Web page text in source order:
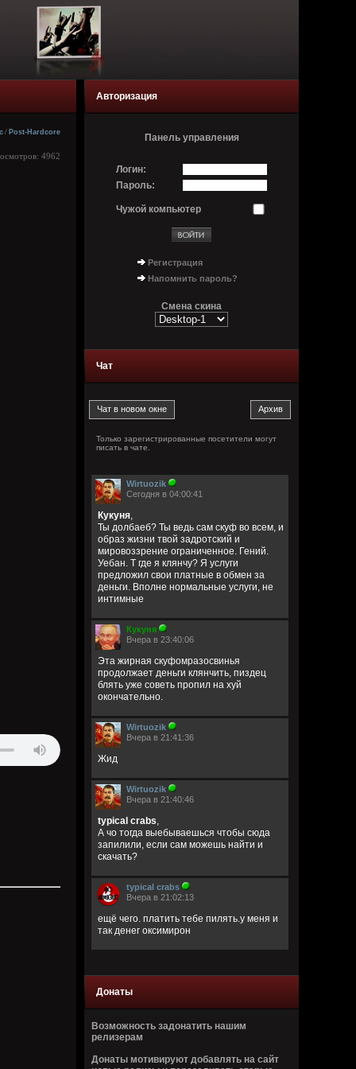
/ Post-Hardcore
4962
Авторизация
Панель управления
Логин:
Пароль:
Чужой компьютер
Регистрация
Напомнить пароль?
Смена скина
Чат
Только зарегистрированные посетители могут
писать в чате.
Wirtuozik
Сегодня в 04:00:41
Кукуня,
Ты долбаеб? Ты ведь сам скуф во всем, и
образ жизни твой задротский и
мировоззрение ограниченное. Гений.
Уебан. Т где я клянчу? Я услуги
предложил свои платные в обмен за
деньги. Вполне нормальные услуги, не
интимные
Кукуня
Вчера в 23:40:06
Эта жирная скуфомразосвинья
продолжает деньги клянчить, пиздец
блять уже советь пропил на хуй
окончательно.
Wirtuozik
Вчера в 21:41:36
Жид
Wirtuozik
Вчера в 21:40:46
typical crabs,
А чо тогда выебываешься чтобы сюда
запилили, если сам можешь найти и
скачать?
typical crabs
Вчера в 21:02:13
ещё чего. платить тебе пилять.у меня и
так денег оксимирон
Wirtuozik
Brenton Trollant
Вчера в 19:54:22
krromanka,
Донаты
Возможность задонатить нашим
релизерам
Донаты мотивируют добавлять на сайт